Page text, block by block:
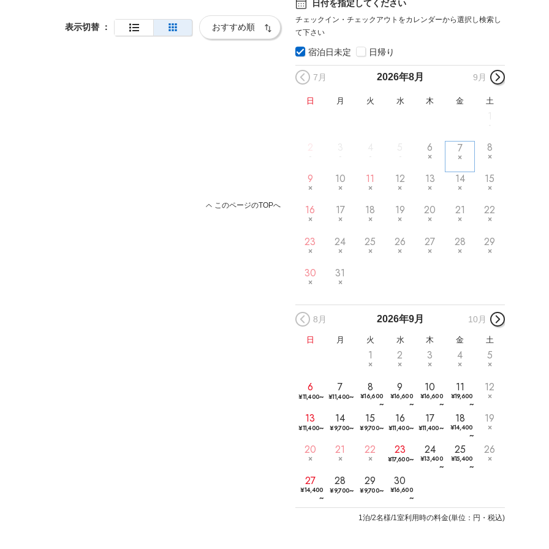
表示切替 ：
このページのTOPへ
日付を指定してください
チェックイン・チェックアウトをカレンダーから選択し検索し
て下さい
宿泊日未定 日帰り
7月 2026年8月 9月
日 月 火 水 木 金 土
2 6 7 8
9 10 11 12 13 14 15
16 17 18 19 20 21 22
23 24 25 26 27 28 29
30 31
2026年9月
8月 10月
日 月 火 水 木 金 土
1 2 3 4 5
6
¥11,400~
7
¥11,400~
8
¥16,600
~
9
¥16,600
~
10
¥16,600
~
11
¥19,600
~
12
13
¥11,400~
14
¥9,700~
15
¥9,700~
16
¥11,400~
17
¥11,400~
18
¥14,400
~
19
20 21 22 23
¥17,600~
24
¥13,400
~
25
¥15,400
~
26
27
¥14,400
~
28
¥9,700~
29
¥9,700~
30
¥16,600
~
1泊/2名様/1室利用時の料金(単位：円・税込)